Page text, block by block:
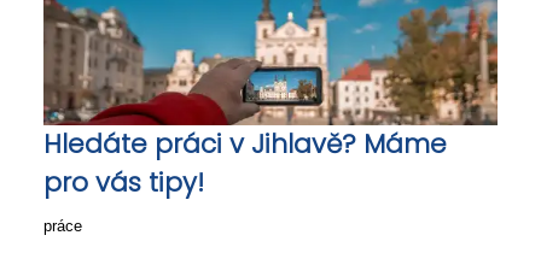
Hledáte práci v Jihlavě? Máme
pro vás tipy!
práce